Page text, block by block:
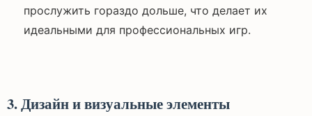
прослужить гораздо дольше, что делает их
идеальными для профессиональных игр.
3. Дизайн и визуальные элементы